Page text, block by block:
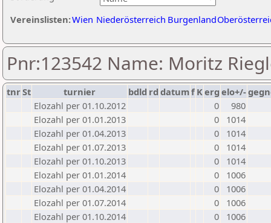
Vereinslisten:Wien Niederösterreich Burgenland
Pnr:123542 Name: Moritz
tnrSt turnier bdld rd datumf Kerg elo+/-
Elozahl per 01.10.2012
0
980
Elozahl per 01.01.2013
0
1014
Elozahl per 01.04.2013
0
1014
Elozahl per 01.07.2013
0
1014
Elozahl per 01.10.2013
0
1014
Elozahl per 01.01.2014
0
1006
Elozahl per 01.04.2014
0
1006
Elozahl per 01.07.2014
0
1006
Elozahl per 01.10.2014
0
1006